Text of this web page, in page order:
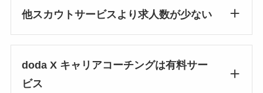
他スカウトサービスより求人数が少ない
doda X キャリアコーチングは有料サー
ビス